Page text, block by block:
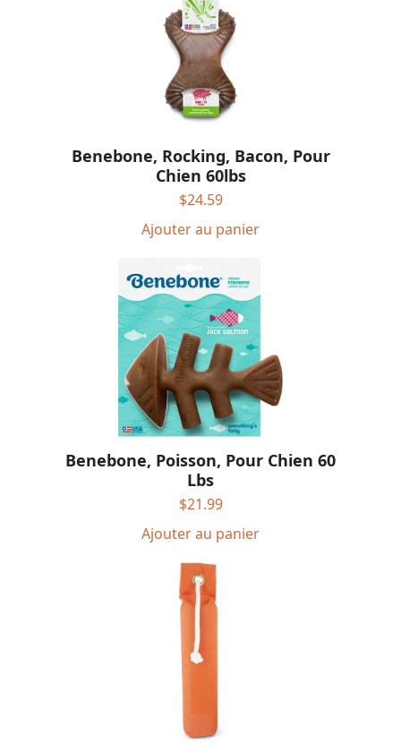
Benebone, Rocking, Bacon, Pour
Chien 60lbs
$24.59
Ajouter au panier
Benebone, Poisson, Pour Chien 60
Lbs
$21.99
Ajouter au panier